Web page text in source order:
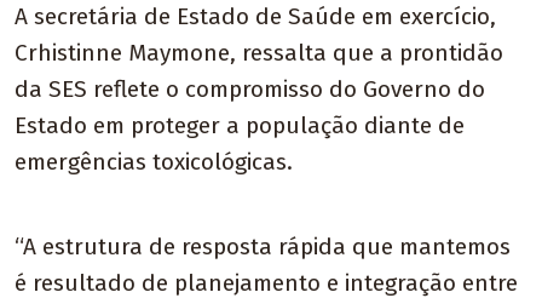
A secretária de Estado de Saúde em exercício,
Crhistinne Maymone, ressalta que a prontidão
da SES reflete o compromisso do Governo do
Estado em proteger a população diante de
emergências toxicológicas.
“A estrutura de resposta rápida que mantemos
é resultado de planejamento e integração entre